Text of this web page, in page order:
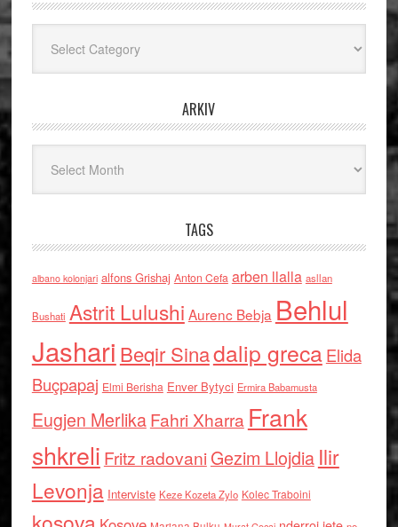
ARKIV
TAGS
albano kolonjari alfons Grishaj Anton Cefa arben llalla asllan
Bushati Astrit Lulushi Aurenc Bebja Behlul
Jashari Beqir Sinadalip grecaElida
Buçpapaj Elmi Berisha Enver Bytyci Ermira Babamusta
Eugjen MerlikaFahri Xharra Frank
shkreli Fritz radovaniGezim Llojdia Ilir
Levonja Interviste Keze Kozeta Zylo Kolec Traboini